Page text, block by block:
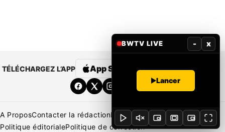
TÉLÉCHARGEZ L’APP App Store Google Play
A ProposContacter la rédactionRédaction
Mentions légales
Politique éditorialePolitique de correction
BWTV LIVE - x
Lancer